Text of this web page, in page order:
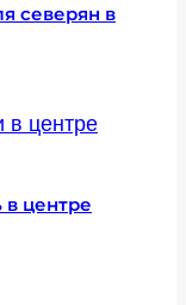
северян в
центре